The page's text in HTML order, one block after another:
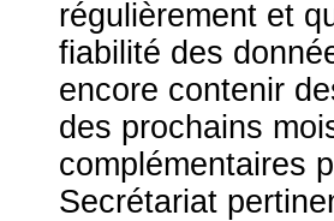
régulièrement et
fiabilité des
encore contenir
des prochains
complémentaires
Secrétariat